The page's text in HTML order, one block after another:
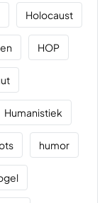
Holocaust
HOP
Humanistiek
humor